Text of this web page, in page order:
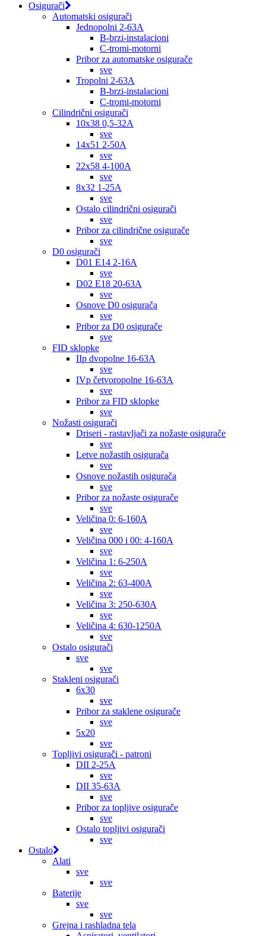
Osigurači
Automatski osigurači
Jednopolni 2-63A
B-brzi-instalacioni
C-tromi-motorni
Pribor za automatske osigurače
sve
Tropolni 2-63A
B-brzi-instalacioni
C-tromi-motorni
Cilindrični osigurači
10x38 0,5-32A
sve
14x51 2-50A
sve
22x58 4-100A
sve
8x32 1-25A
sve
Ostalo cilindrični osigurači
sve
Pribor za cilindrične osigurače
sve
D0 osigurači
D01 E14 2-16A
sve
D02 E18 20-63A
sve
Osnove D0 osigurača
sve
Pribor za D0 osigurače
sve
FID sklopke
IIp dvopolne 16-63A
sve
IVp četvoropolne 16-63A
sve
Pribor za FID sklopke
sve
Nožasti osigurači
Driseri - rastavljači za nožaste osigurače
sve
Letve nožastih osigurača
sve
Osnove nožastih osigurača
sve
Pribor za nožaste osigurače
sve
Veličina 0: 6-160A
sve
Veličina 000 i 00: 4-160A
sve
Veličina 1: 6-250A
sve
Veličina 2: 63-400A
sve
Veličina 3: 250-630A
sve
Veličina 4: 630-1250A
sve
Ostalo osigurači
sve
sve
Stakleni osigurači
6x30
sve
Pribor za staklene osigurače
sve
5x20
sve
Topljivi osigurači - patroni
DII 2-25A
sve
DII 35-63A
sve
Pribor za topljive osigurače
sve
Ostalo topljivi osigurači
sve
Ostalo
Alati
sve
sve
Baterije
sve
sve
Grejna i rashladna tela